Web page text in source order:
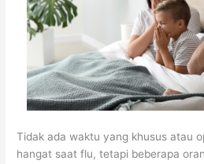
Tidak ada waktu yang khusus atau
hangat saat flu, tetapi beberapa